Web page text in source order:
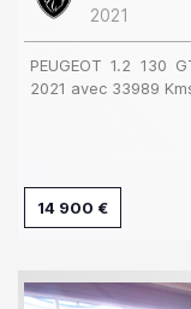
2021
PEUGEOT 1.2 130
2021 avec 33989
14 900 €